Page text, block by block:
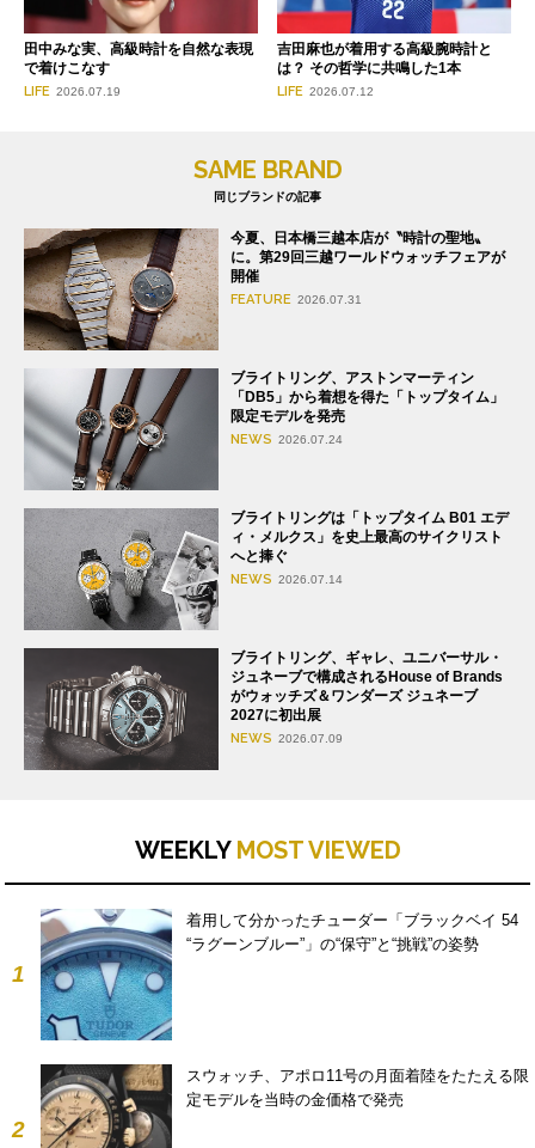
田中みな実、高級時計を自然な表現
で着けこなす
LIFE 2026.07.19
吉田麻也が着用する高級腕時計と
は？ その哲学に共鳴した1本
LIFE 2026.07.12
SAME BRAND
同じブランドの記事
今夏、日本橋三越本店が〝時計の聖地〟
に。第29回三越ワールドウォッチフェアが
開催
FEATURE 2026.07.31
ブライトリング、アストンマーティン
「DB5」から着想を得た「トップタイム」
限定モデルを発売
NEWS 2026.07.24
ブライトリングは「トップタイム B01 エデ
ィ・メルクス」を史上最高のサイクリスト
へと捧ぐ
NEWS 2026.07.14
ブライトリング、ギャレ、ユニバーサル・
ジュネーブで構成されるHouse of Brands
がウォッチズ＆ワンダーズ ジュネーブ
2027に初出展
NEWS 2026.07.09
WEEKLY MOST VIEWED
1
着用して分かったチューダー「ブラックベイ 54
“ラグーンブルー”」の“保守”と“挑戦”の姿勢
2
スウォッチ、アポロ11号の月面着陸をたたえる限
定モデルを当時の金価格で発売